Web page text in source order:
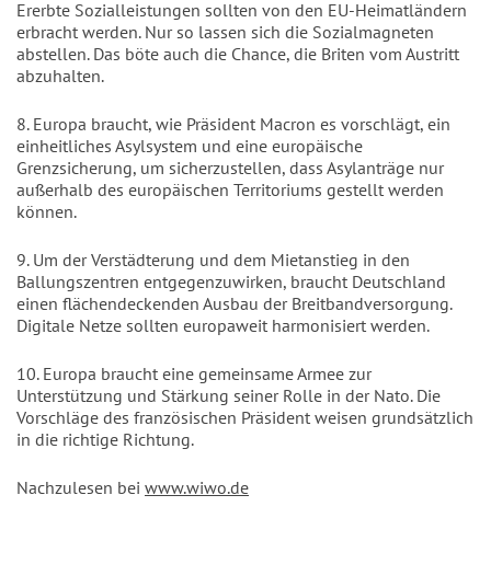
Ererbte Sozialleistungen sollten von den EU-Heimatländern
erbracht werden. Nur so lassen sich die Sozialmagneten
abstellen. Das böte auch die Chance, die Briten vom Austritt
abzuhalten.
8. Europa braucht, wie Präsident Macron es vorschlägt, ein
einheitliches Asylsystem und eine europäische
Grenzsicherung, um sicherzustellen, dass Asylanträge nur
außerhalb des europäischen Territoriums gestellt werden
können.
9. Um der Verstädterung und dem Mietanstieg in den
Ballungszentren entgegenzuwirken, braucht Deutschland
einen flächendeckenden Ausbau der Breitbandversorgung.
Digitale Netze sollten europaweit harmonisiert werden.
10. Europa braucht eine gemeinsame Armee zur
Unterstützung und Stärkung seiner Rolle in der Nato. Die
Vorschläge des französischen Präsident weisen grundsätzlich
in die richtige Richtung.
Nachzulesen bei www.wiwo.de